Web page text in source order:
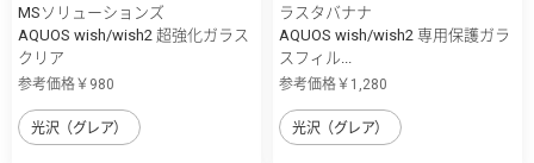
MSソリューションズ
AQUOS wish/wish2 超強化ガラス
クリア
参考価格￥980
光沢（グレア）
ラスタバナナ
AQUOS wish/wish2 専用保護ガラ
スフィル...
参考価格￥1,280
光沢（グレア）